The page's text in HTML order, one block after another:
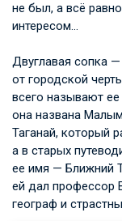
не был, а всё
интересом…
Двуглавая сопка
от городской
всего называют ее
она названа
Таганай, который
а в старых
ее имя — Ближний
ей дал профессор
географ и